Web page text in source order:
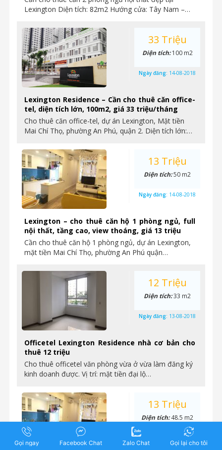
Lexington Diện tích: 82m2 Hướng cửa: Tây Nam –…
Lexington Residence – Cần cho thuê căn office-
tel, diện tích lớn, 100m2, giá 33 triệu/tháng
Cho thuê căn office-tel, dự án Lexington, Mặt tiền
Mai Chí Thọ, phường An Phú, quận 2. Diện tích lớn:…
33 Triệu
Diện tích:100 m2
Ngày đăng: 14-08-2018
Lexington – cho thuê căn hộ 1 phòng ngủ, full
nội thất, tầng cao, view thoáng, giá 13 triệu
Cần cho thuê căn hộ 1 phòng ngủ, dự án Lexington,
mặt tiền Mai Chí Thọ, phường An Phú quận…
13 Triệu
Diện tích:50 m2
Ngày đăng: 14-08-2018
Officetel Lexington Residence nhà cơ bản cho
thuê 12 triệu
Cho thuê officetel văn phòng vừa ở vừa làm đăng ký
kinh doanh được. Vị trí: mặt tiền đại lộ…
12 Triệu
Diện tích:33 m2
Ngày đăng: 13-08-2018
13 Triệu
Diện tích:48.5 m2
Ngày đăng: 3-08-2018
Gọi ngay Facebook Chat Zalo Chat Gọi lại cho tôi